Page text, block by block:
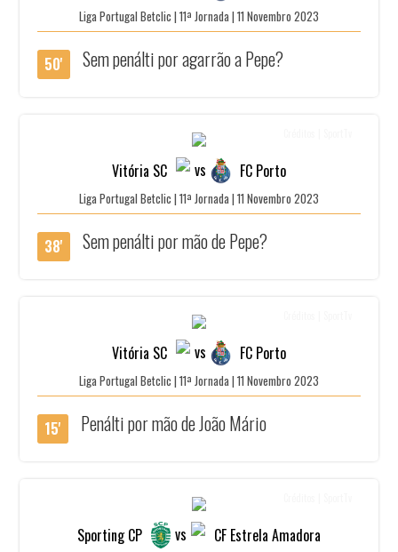
Liga Portugal Betclic | 11ª Jornada | 11 Novembro 2023
50' Sem penálti por agarrão a Pepe?
Vitória SC vs FC Porto
Liga Portugal Betclic | 11ª Jornada | 11 Novembro 2023
38' Sem penálti por mão de Pepe?
Vitória SC vs FC Porto
Liga Portugal Betclic | 11ª Jornada | 11 Novembro 2023
15' Penálti por mão de João Mário
Sporting CP vs CF Estrela Amadora